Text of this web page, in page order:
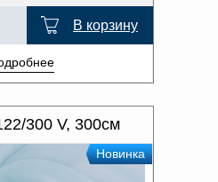
В корзину
300 V, 300см
Новинка